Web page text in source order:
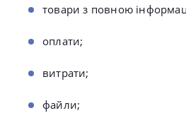
товари з повною
оплати;
витрати;
файли;